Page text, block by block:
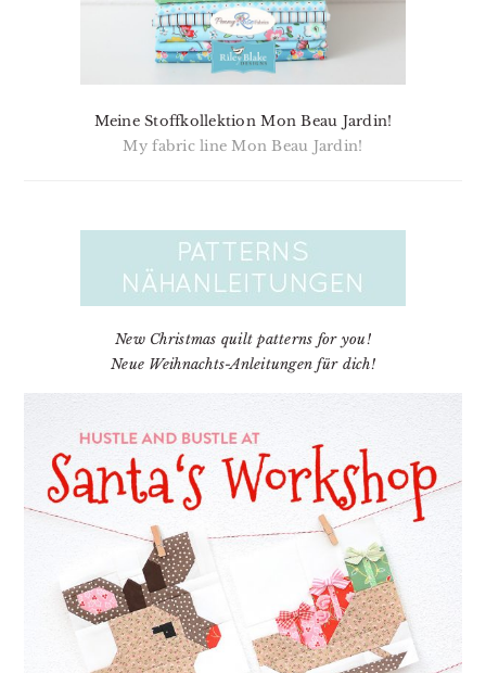
Meine Stoffkollektion Mon Beau Jardin!
My fabric line Mon Beau Jardin!
New Christmas quilt patterns for you!
Neue Weihnachts-Anleitungen für dich!